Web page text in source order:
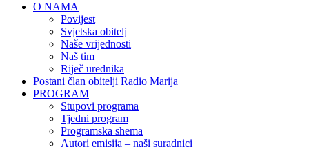
O NAMA
Povijest
Svjetska obitelj
Naše vrijednosti
Naš tim
Riječ urednika
Postani član obitelji Radio Marija
PROGRAM
Stupovi programa
Tjedni program
Programska shema
Autori emisija – naši suradnici